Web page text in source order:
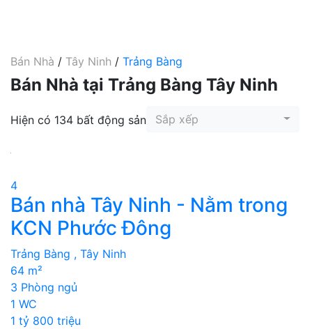
Bán Nhà / Tây Ninh / Trảng Bàng
Bán Nhà tại Trảng Bàng Tây Ninh
Hiện có 134 bất động sản Sắp xếp
4
Bán nhà Tây Ninh - Nằm trong
KCN Phước Đông
Trảng Bàng , Tây Ninh
64 m²
3 Phòng ngủ
1 WC
1 tỷ 800 triệu